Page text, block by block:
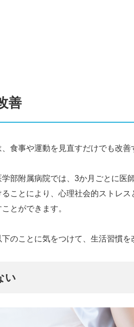
善
、食事や運動を見直すだけでも改
部附属病院では、3か月ごとに医
ことにより、心理社会的ストレ
とができます。
下のことに気をつけて、生活習慣
い